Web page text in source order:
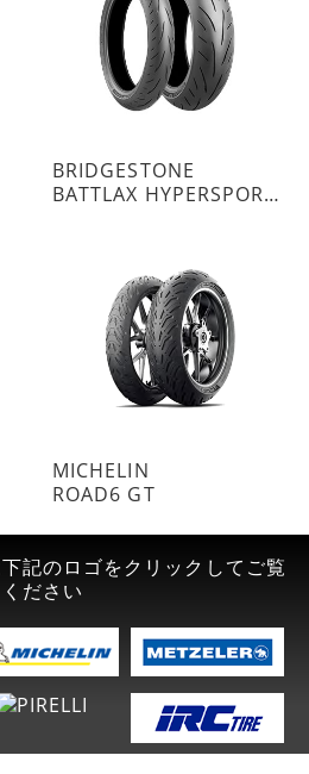
BRIDGESTONE
BATTLAX HYPERSPORT S23
MICHELIN
ROAD6 GT
記のロゴをクリックしてご覧
ください